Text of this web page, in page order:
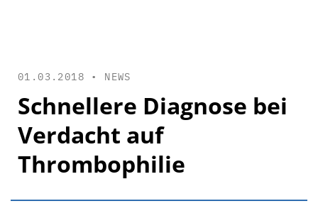
01.03.2018 • NEWS
Schnellere Diagnose bei
Verdacht auf
Thrombophilie